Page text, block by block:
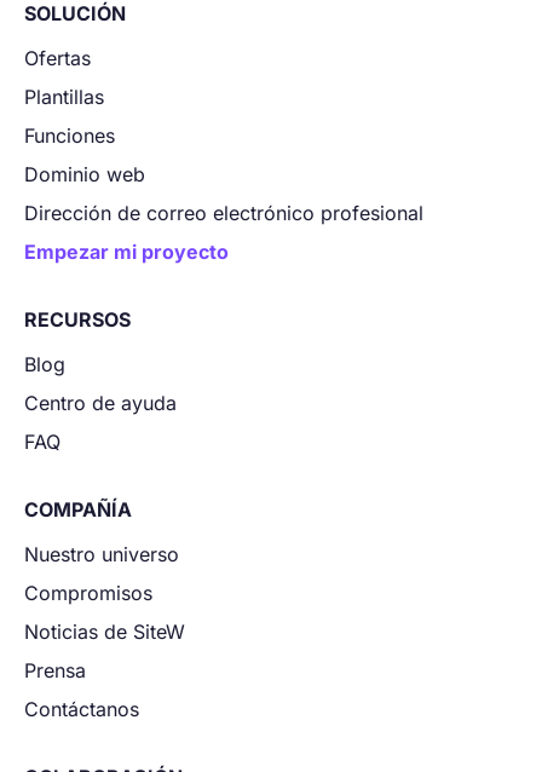
SOLUCIÓN
Ofertas
Plantillas
Funciones
Dominio web
Dirección de correo electrónico profesional
Empezar mi proyecto
RECURSOS
Blog
Centro de ayuda
FAQ
COMPAÑÍA
Nuestro universo
Compromisos
Noticias de SiteW
Prensa
Contáctanos